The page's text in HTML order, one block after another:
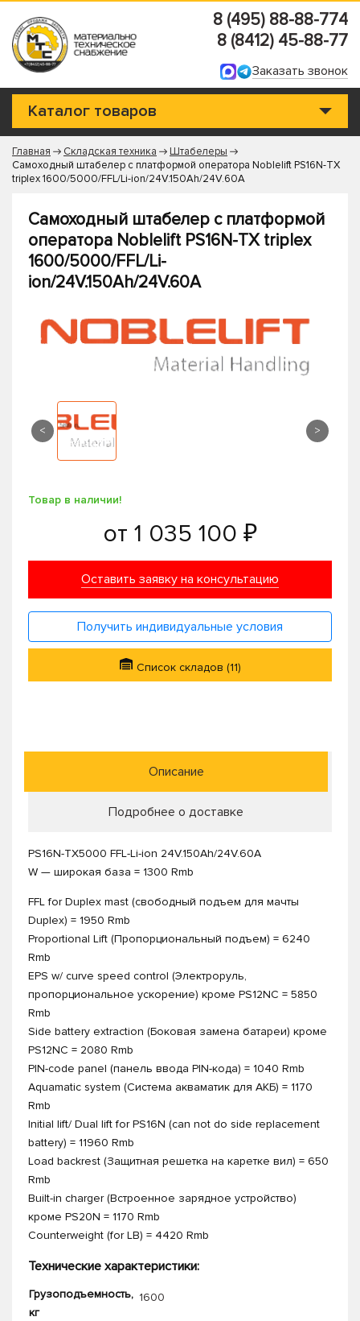
8 (495) 88-88-774
8 (8412) 45-88-77
Заказать звонок
Каталог товаров
Главная Складская техника
Штабелеры
Самоходный штабелер с платформой оператора Noblelift PS16N-TX
triplex 1600/5000/FFL/Li-ion/24V.150Ah/24V.60A
Самоходный штабелер с платформой
оператора Noblelift PS16N-TX triplex
1600/5000/FFL/Li-
ion/24V.150Ah/24V.60A
< >
Товар в наличии!
от 1 035 100 ₽
Оставить заявку на консультацию
Получить индивидуальные условия
Список складов (11)
Описание
Подробнее о доставке
PS16N-TX5000 FFL-Li-ion 24V.150Ah/24V.60A
W — широкая база = 1300 Rmb
FFL for Duplex mast (свободный подъем для мачты
Duplex) = 1950 Rmb
Proportional Lift (Пропорциональный подъем) = 6240
Rmb
EPS w/ curve speed control (Электроруль,
пропорциональное ускорение) кроме PS12NC = 5850
Rmb
Side battery extraction (Боковая замена батареи) кроме
PS12NC = 2080 Rmb
PIN-code panel (панель ввода PIN-кода) = 1040 Rmb
Aquamatic system (Система акваматик для АКБ) = 1170
Rmb
Initial lift/ Dual lift for PS16N (can not do side replacement
battery) = 11960 Rmb
Load backrest (Защитная решетка на каретке вил) = 650
Rmb
Built-in charger (Встроенное зарядное устройство)
кроме PS20N = 1170 Rmb
Counterweight (for LB) = 4420 Rmb
Технические характеристики:
Грузоподъемность,
кг
1600